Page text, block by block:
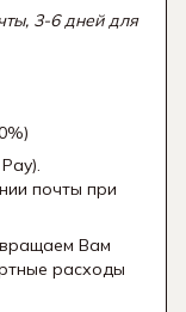
3-6 дней для
почты при
Вам
расходы